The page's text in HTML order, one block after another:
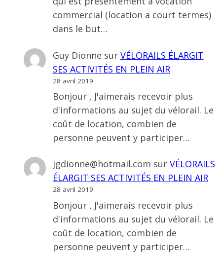
commercial (location a court termes)
dans le but…
Guy Dionne sur VÉLORAILS ÉLARGIT
SES ACTIVITÉS EN PLEIN AIR
28 avril 2019
Bonjour , J'aimerais recevoir plus
d'informations au sujet du vélorail. Le
coût de location, combien de
personne peuvent y participer…
jgdionne@hotmail.com sur VÉLORAILS
ÉLARGIT SES ACTIVITÉS EN PLEIN AIR
28 avril 2019
Bonjour , J'aimerais recevoir plus
d'informations au sujet du vélorail. Le
coût de location, combien de
personne peuvent y participer…